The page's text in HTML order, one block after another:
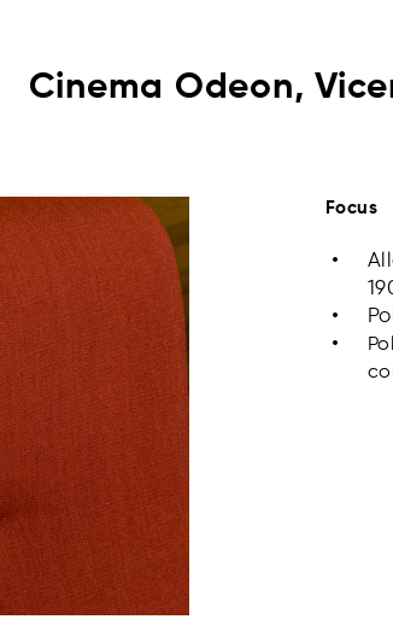
Cinema Odeon,
Focus